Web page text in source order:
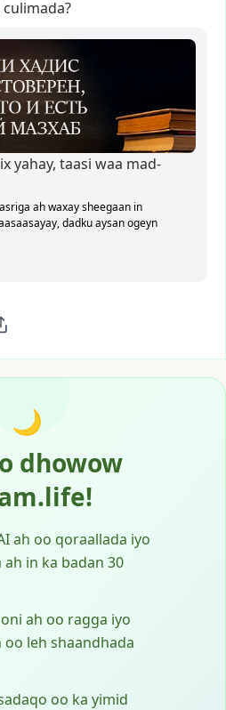
culimada?
yahay, taasi waa mad-
ah waxay sheegaan in
dadku aysan ogeyn
🌙
dhowow
ah oo qoraallada iyo
in ka badan 30
ah oo ragga iyo
leh shaandhada
oo ka yimid